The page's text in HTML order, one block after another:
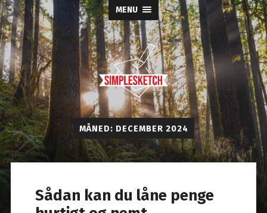
MENU
Simple
Sketch
MÅNED: DECEMBER 2024
Sådan kan du låne penge